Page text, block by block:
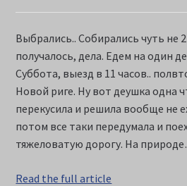
Выбрались.. Собирались чуть не
получалось, дела. Едем на один
Суббота, выезд в 11 часов..
Новой риге. Ну вот деушка одна
перекусила и решила вообще не
потом все таки передумала и
тяжеловатую дорогу. На
Read the full article